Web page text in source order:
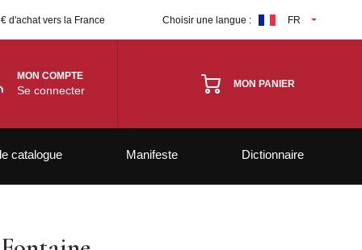
d'achat vers la France Choisir une langue : FR
MON COMPTE
Se connecter MON PANIER
catalogue Manifeste Dictionnaire